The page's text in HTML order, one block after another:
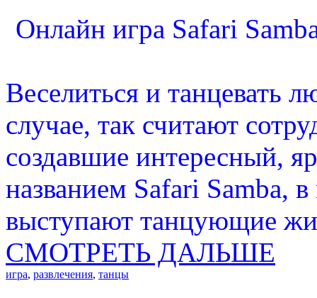
Онлайн игра Safari
Веселиться и танцевать
случае, так считают
создавшие интересный,
названием Safari Samba,
выступают танцующие
СМОТРЕТЬ ДАЛЬШЕ
игра, развлечения, танцы